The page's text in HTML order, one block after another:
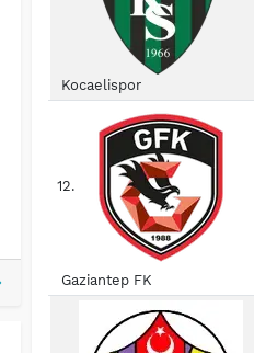
Kocaelispor
12.
Gaziantep FK